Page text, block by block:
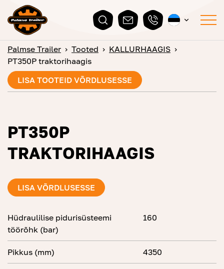
Palmse Trailer › Tooted › KALLURHAAGIS ›
PT350P traktorihaagis
LISA TOOTEID VÕRDLUSESSE
PT350P
TRAKTORIHAAGIS
LISA VÕRDLUSESSE
Hüdraulilise pidurisüsteemi
töörõhk (bar)
160
Pikkus (mm) 4350